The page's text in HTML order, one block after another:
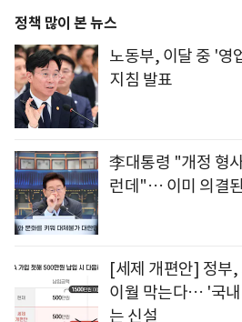
정책 많이 본 뉴스
노동부, 이달 중 '영
지침 발표
李대통령 "개정 형
런데"… 이미 의결
[세제 개편안] 정부,
이월 막는다… '국
는 신설